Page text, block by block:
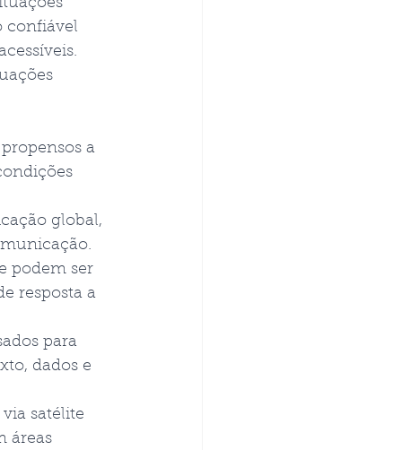
confiável
a
global,
podem ser
resposta a
para
dados e
satélite
áreas